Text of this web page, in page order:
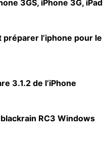
3GS, iPhone 3G, iPad
préparer l’iphone pour le
3.1.2 de l’iPhone
RC3 Windows